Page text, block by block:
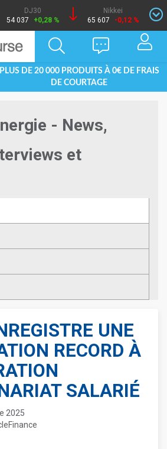
DJ30
54 037
+0,28 %
Nikkei
65 607
-0,12 %
PLUS DE 20 000 PRODUITS À 0€ DE FRAIS
DE COURTAGE
- News,
et
UNE
RECORD À
SALARIÉ
2025